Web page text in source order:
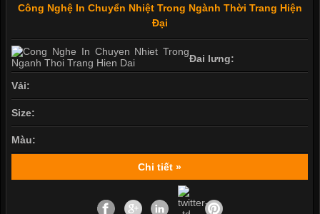
Công Nghệ In Chuyển Nhiệt Trong Ngành Thời Trang Hiện
Đại
Đai lưng:
Vải:
Size:
Màu:
Chi tiết »